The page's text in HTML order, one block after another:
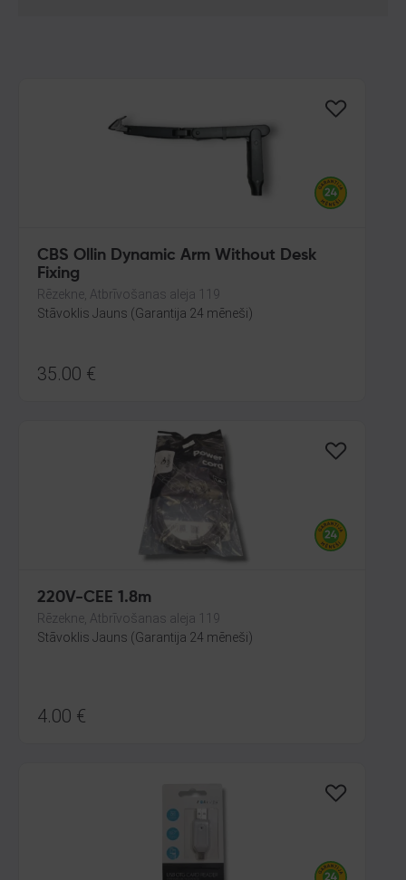
CBS Ollin Dynamic Arm Without Desk
Fixing
Rēzekne, Atbrīvošanas aleja 119
Stāvoklis Jauns (Garantija 24 mēneši)
35.00 €
220V-CEE 1.8m
Rēzekne, Atbrīvošanas aleja 119
Stāvoklis Jauns (Garantija 24 mēneši)
4.00 €